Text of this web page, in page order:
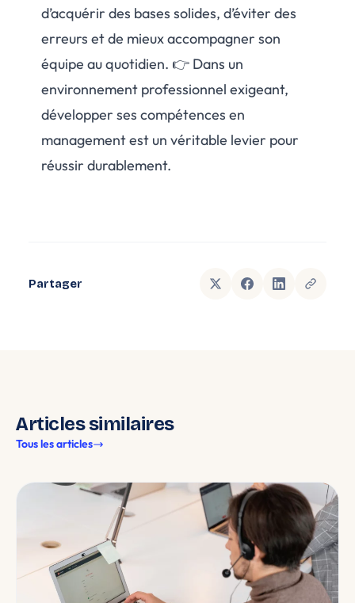
d’acquérir des bases solides, d’éviter des
erreurs et de mieux accompagner son
équipe au quotidien. 👉 Dans un
environnement professionnel exigeant,
développer ses compétences en
management est un véritable levier pour
réussir durablement.
Partager
Articles similaires
Tous les articles